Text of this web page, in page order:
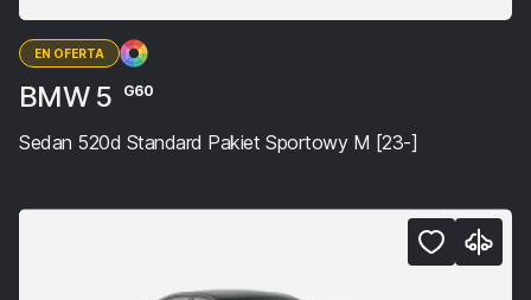
EN OFERTA
BMW 5 G60
Sedan 520d Standard Pakiet Sportowy M [23-]